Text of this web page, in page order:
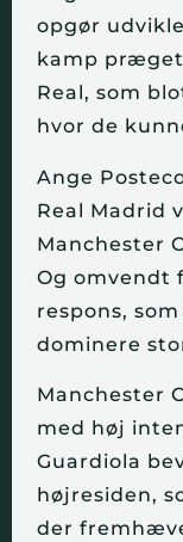
opgør
kamp præget
Real, som
hvor de
Ange
Real Madrid
Manchester
Og omvendt
respons,
dominere
Manchester
med høj
Guardiola
højresiden,
der